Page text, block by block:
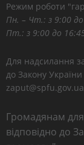
Режим роботи
Пн. – Чт.: з 9:00
Пт.: з 9:00 до
Для надсилання
до Закону
zaput@spfu.gov.ua
Громадянам
відповідно до